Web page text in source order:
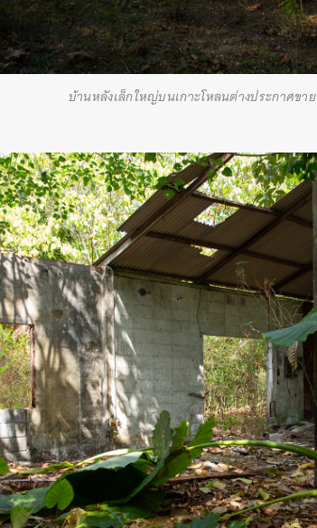
บ้านหลังเล็กใหญ่บนเกาะโหลนต่างประกาศขาย
SHARE TWEET LINE EMAIL